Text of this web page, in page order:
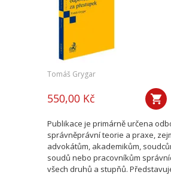
Tomáš Grygar
550,00 Kč
Publikace je primárně určena
správněprávní teorie a praxe,
advokátům, akademikům,
soudů nebo pracovníkům
všech druhů a stupňů.